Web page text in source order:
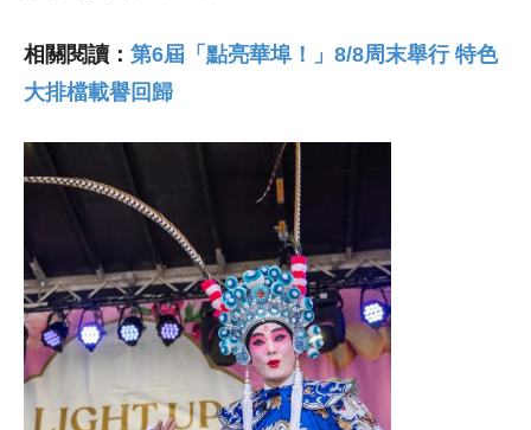
相關閱讀： 第6屆「點亮華埠！」8/8周末舉行 特色
大排檔載譽回歸